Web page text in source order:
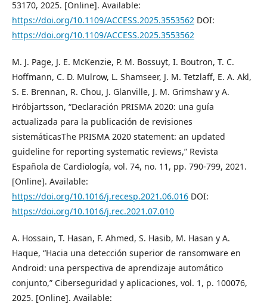
53170, 2025. [Online]. Available:
https://doi.org/10.1109/ACCESS.2025.3553562 DOI:
https://doi.org/10.1109/ACCESS.2025.3553562
M. J. Page, J. E. McKenzie, P. M. Bossuyt, I. Boutron, T. C.
Hoffmann, C. D. Mulrow, L. Shamseer, J. M. Tetzlaff, E. A. Akl,
S. E. Brennan, R. Chou, J. Glanville, J. M. Grimshaw y A.
Hróbjartsson, “Declaración PRISMA 2020: una guía
actualizada para la publicación de revisiones
sistemáticasThe PRISMA 2020 statement: an updated
guideline for reporting systematic reviews,” Revista
Española de Cardiología, vol. 74, no. 11, pp. 790-799, 2021.
[Online]. Available:
https://doi.org/10.1016/j.recesp.2021.06.016 DOI:
https://doi.org/10.1016/j.rec.2021.07.010
A. Hossain, T. Hasan, F. Ahmed, S. Hasib, M. Hasan y A.
Haque, “Hacia una detección superior de ransomware en
Android: una perspectiva de aprendizaje automático
conjunto,” Ciberseguridad y aplicaciones, vol. 1, p. 100076,
2025. [Online]. Available: